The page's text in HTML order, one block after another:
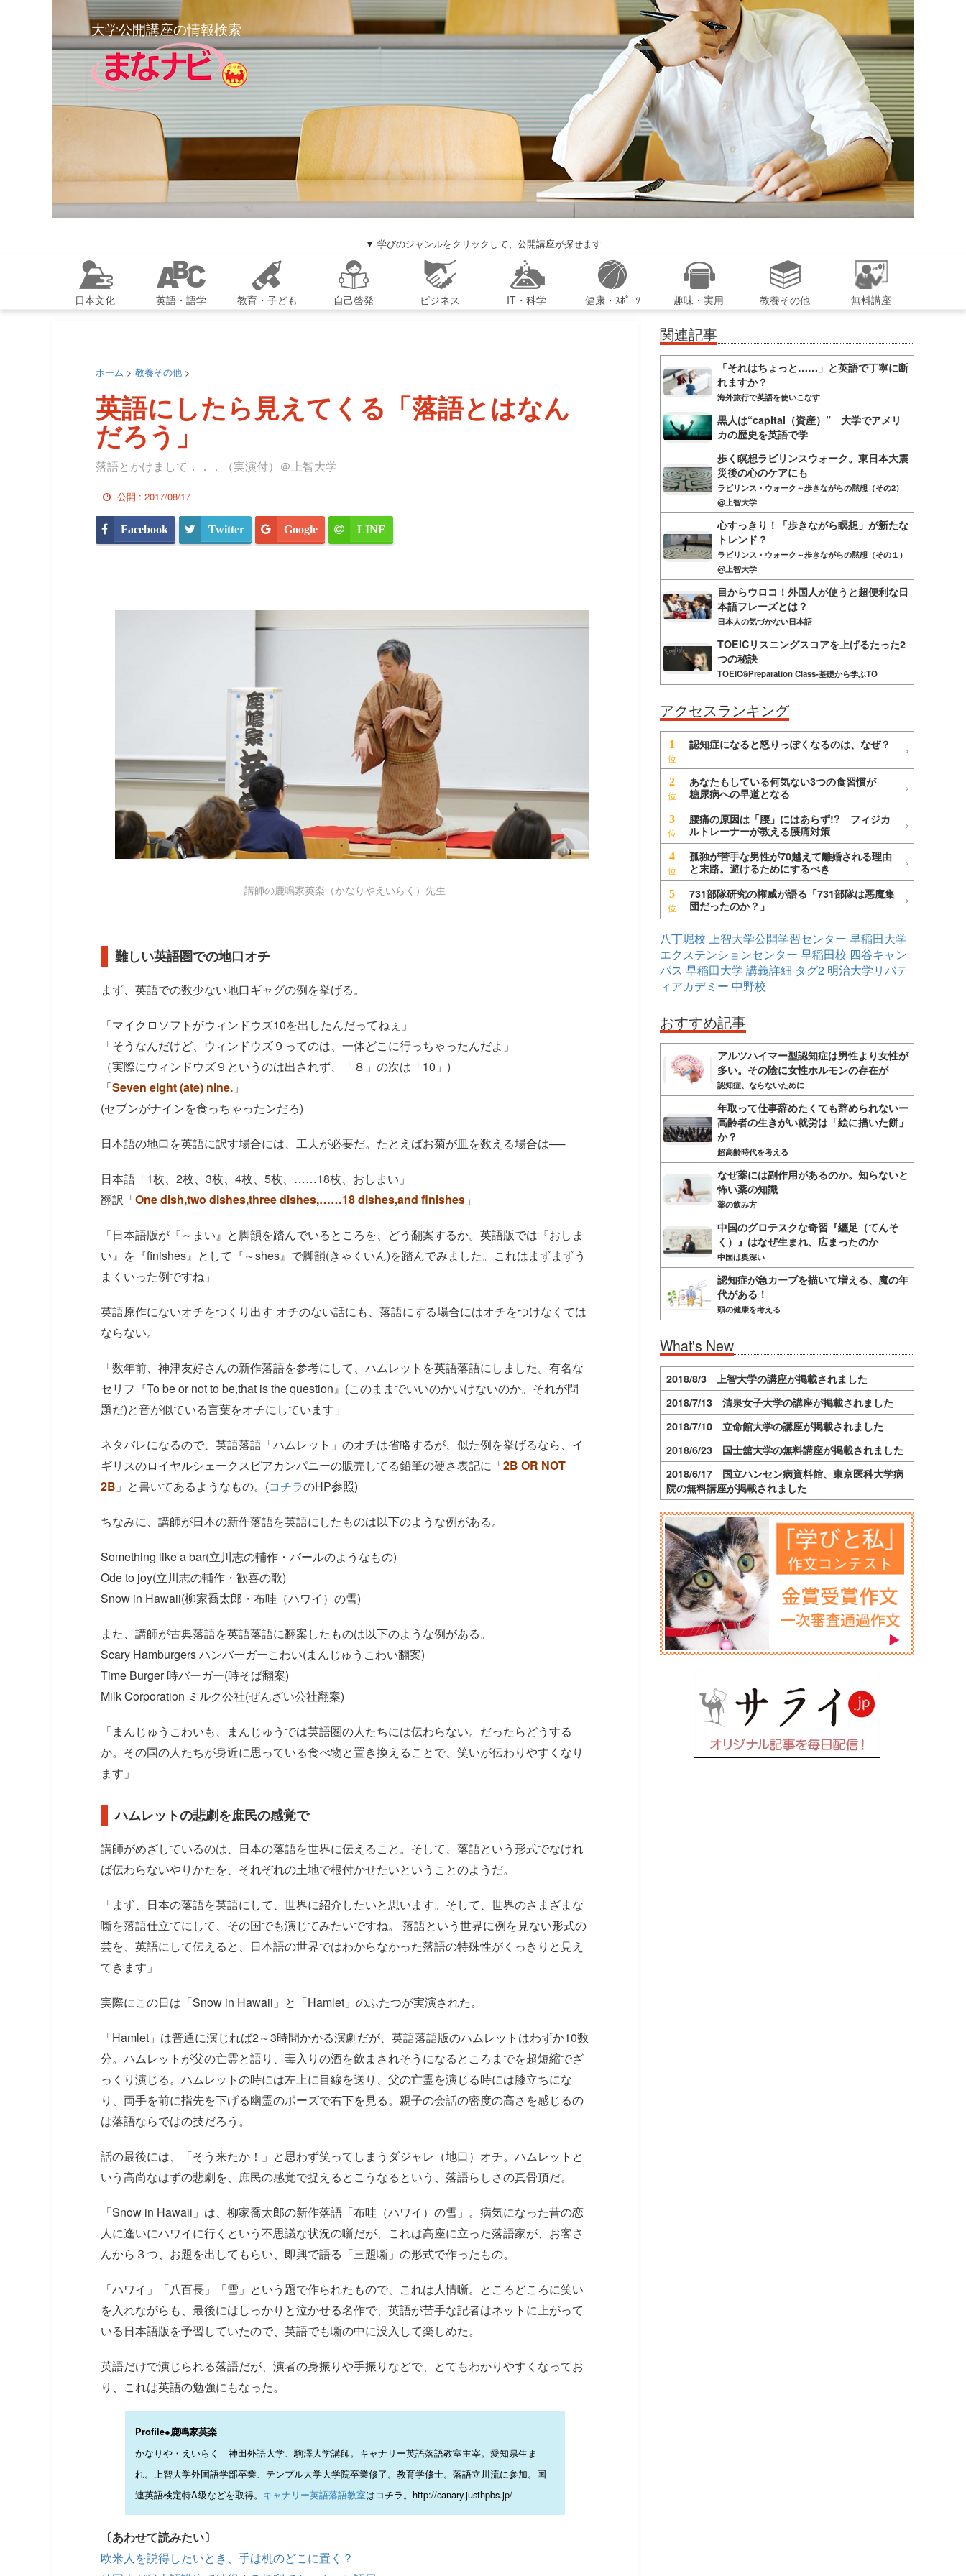
大学公開講座の情報検索
▼ 学びのジャンルをクリックして、公開講座が探せます
日本文化 英語・語学 教育・子ども 自己啓発 ビジネス IT・科学 健康・ｽﾎﾟｰﾂ 趣味・実用 教養その他 無料講座
ホーム > 教養その他 >
英語にしたら見えてくる「落語とはなん
だろう」
落語とかけまして．．．（実演付）＠上智大学
公開 : 2017/08/17
Facebook Twitter Google LINE
講師の鹿鳴家英楽（かなりやえいらく）先生
難しい英語圏での地口オチ
まず、英語での数少ない地口ギャグの例を挙げる。
「マイクロソフトがウィンドウズ10を出したんだってねぇ」
「そうなんだけど、ウィンドウズ９ってのは、一体どこに行っちゃったんだよ」
（実際にウィンドウズ９というのは出されず、「８」の次は「10」)
「Seven eight (ate) nine.」
(セブンがナインを食っちゃったンだろ)
日本語の地口を英語に訳す場合には、工夫が必要だ。たとえばお菊が皿を数える場合は──
日本語「1枚、2枚、3枚、4枚、5枚、……18枚、おしまい」
翻訳「One dish,two dishes,three dishes,……18 dishes,and finishes」
「日本語版が『～まい』と脚韻を踏んでいるところを、どう翻案するか。英語版では『おしま
い』を『finishes』として『～shes』で脚韻(きゃくいん)を踏んでみました。これはまずまずう
まくいった例ですね」
英語原作にないオチをつくり出す オチのない話にも、落語にする場合にはオチをつけなくては
ならない。
「数年前、神津友好さんの新作落語を参考にして、ハムレットを英語落語にしました。有名な
セリフ『To be or not to be,that is the question』(このままでいいのかいけないのか。それが問
題だ)と音が似ている言葉をオチにしています」
ネタバレになるので、英語落語「ハムレット」のオチは省略するが、似た例を挙げるなら、イ
ギリスのロイヤルシェークスピアカンパニーの販売してる鉛筆の硬さ表記に「2B OR NOT
2B 」と書いてあるようなもの。(コチラのHP参照)
ちなみに、講師が日本の新作落語を英語にしたものは以下のような例がある。
Something like a bar(立川志の輔作・バールのようなもの)
Ode to joy(立川志の輔作・歓喜の歌)
Snow in Hawaii(柳家喬太郎・布哇（ハワイ）の雪)
また、講師が古典落語を英語落語に翻案したものは以下のような例がある。
Scary Hamburgers ハンバーガーこわい(まんじゅうこわい翻案)
Time Burger 時バーガー(時そば翻案)
Milk Corporation ミルク公社(ぜんざい公社翻案)
「まんじゅうこわいも、まんじゅうでは英語圏の人たちには伝わらない。だったらどうする
か。その国の人たちが身近に思っている食べ物と置き換えることで、笑いが伝わりやすくなり
ます」
ハムレットの悲劇を庶民の感覚で
講師がめざしているのは、日本の落語を世界に伝えること。そして、落語という形式でなけれ
ば伝わらないやりかたを、それぞれの土地で根付かせたいということのようだ。
「まず、日本の落語を英語にして、世界に紹介したいと思います。そして、世界のさまざまな
噺を落語仕立てにして、その国でも演じてみたいですね。 落語という世界に例を見ない形式の
芸を、英語にして伝えると、日本語の世界ではわからなかった落語の特殊性がくっきりと見え
てきます」
実際にこの日は「Snow in Hawaii」と「Hamlet」のふたつが実演された。
「Hamlet」は普通に演じれば2～3時間かかる演劇だが、英語落語版のハムレットはわずか10数
分。ハムレットが父の亡霊と語り、毒入りの酒を飲まされそうになるところまでを超短縮でざ
っくり演じる。ハムレットの時には左上に目線を送り、父の亡霊を演じる時には膝立ちにな
り、両手を前に指先を下げる幽霊のポーズで右下を見る。親子の会話の密度の高さを感じるの
は落語ならではの技だろう。
話の最後には、「そう来たか！」と思わず笑ってしまうダジャレ（地口）オチ。ハムレットと
いう高尚なはずの悲劇を、庶民の感覚で捉えるとこうなるという、落語らしさの真骨頂だ。
「Snow in Hawaii」は、柳家喬太郎の新作落語「布哇（ハワイ）の雪」。病気になった昔の恋
人に逢いにハワイに行くという不思議な状況の噺だが、これは高座に立った落語家が、お客さ
んから３つ、お題を出してもらい、即興で語る「三題噺」の形式で作ったもの。
「ハワイ」「八百長」「雪」という題で作られたもので、これは人情噺。ところどころに笑い
を入れながらも、最後にはしっかりと泣かせる名作で、英語が苦手な記者はネットに上がって
いる日本語版を予習していたので、英語でも噺の中に没入して楽しめた。
英語だけで演じられる落語だが、演者の身振りや手振りなどで、とてもわかりやすくなってお
り、これは英語の勉強にもなった。
Profile●鹿鳴家英楽
かなりや・えいらく 神田外語大学、駒澤大学講師。キャナリー英語落語教室主宰。愛知県生ま
れ。上智大学外国語学部卒業、テンプル大学大学院卒業修了。教育学修士。落語立川流に参加。国
連英語検定特A級などを取得。 キャナリー英語落語教室はコチラ。http://canary.justhpbs.jp/
〔あわせて読みたい〕
欧米人を説得したいとき、手は机のどこに置く？
関連記事
「それはちょっと……」と英語で丁寧に断
れますか？
海外旅行で英語を使いこなす
黒人は“capital（資産）” 大学でアメリ
カの歴史を英語で学
歩く瞑想ラビリンスウォーク。東日本大震
災後の心のケアにも
ラビリンス・ウォーク～歩きながらの黙想（その2）
@上智大学
心すっきり！「歩きながら瞑想」が新たな
トレンド？
ラビリンス・ウォーク～歩きながらの黙想（その１）
@上智大学
目からウロコ！外国人が使うと超便利な日
本語フレーズとは？
日本人の気づかない日本語
TOEICリスニングスコアを上げるたった2
つの秘訣
TOEIC®Preparation Class-基礎から学ぶTO
アクセスランキング
1 認知症になると怒りっぽくなるのは、なぜ？
2
あなたもしている何気ない3つの食習慣が
糖尿病への早道となる
3
腰痛の原因は「腰」にはあらず!? フィジカ
ルトレーナーが教える腰痛対策
4
孤独が苦手な男性が70越えて離婚される理由
と末路。避けるためにするべき
5
731部隊研究の権威が語る「731部隊は悪魔集
団だったのか？」
八丁堀校 上智大学公開学習センター 早稲田大学
エクステンションセンター 早稲田校 四谷キャン
パス 早稲田大学 講義詳細 タグ2 明治大学リバテ
ィアカデミー 中野校
おすすめ記事
アルツハイマー型認知症は男性より女性が
多い。その陰に女性ホルモンの存在が
認知症、ならないために
年取って仕事辞めたくても辞められないー
高齢者の生きがい就労は「絵に描いた餅」
か？
超高齢時代を考える
なぜ薬には副作用があるのか。知らないと
怖い薬の知識
薬の飲み方
中国のグロテスクな奇習『纏足（てんそ
く）』はなぜ生まれ、広まったのか
中国は奥深い
認知症が急カーブを描いて増える、魔の年
代がある！
頭の健康を考える
What's New
2018/8/3 上智大学の講座が掲載されました
2018/7/13 清泉女子大学の講座が掲載されました
2018/7/10 立命館大学の講座が掲載されました
2018/6/23 国士舘大学の無料講座が掲載されました
2018/6/17 国立ハンセン病資料館、東京医科大学病
院の無料講座が掲載されました